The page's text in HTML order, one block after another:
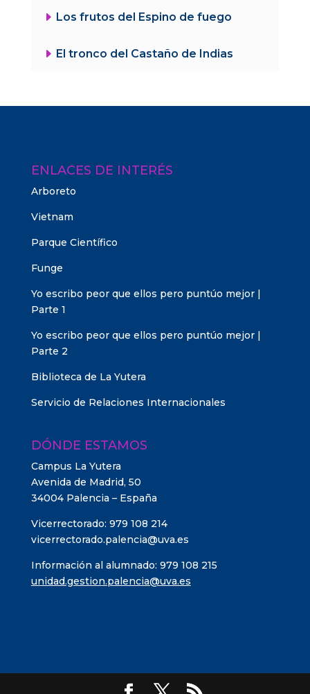
E Los frutos del Espino de fuego
E El tronco del Castaño de Indias
ENLACES DE INTERÉS
Arboreto
Vietnam
Parque Científico
Funge
Yo escribo peor que ellos pero puntúo mejor |
Parte 1
Yo escribo peor que ellos pero puntúo mejor |
Parte 2
Biblioteca de La Yutera
Servicio de Relaciones Internacionales
DÓNDE ESTAMOS
Campus La Yutera
Avenida de Madrid, 50
34004 Palencia – España
Vicerrectorado: 979 108 214
vicerrectorado.palencia@uva.es
Información al alumnado: 979 108 215
unidad.gestion.palencia@uva.es